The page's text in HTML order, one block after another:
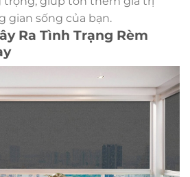
gian sống của bạn.
Ra Tình Trạng Rèm